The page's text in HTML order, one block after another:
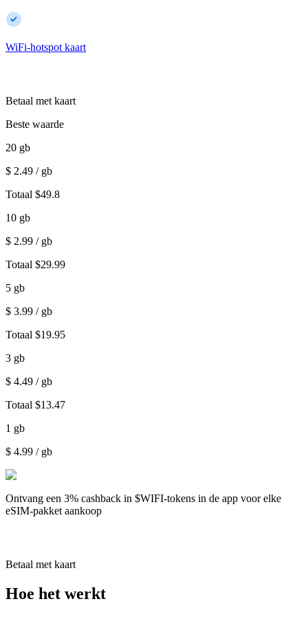
WiFi-hotspot kaart
Betaal met kaart
Beste waarde
20 gb
$ 2.49 / gb
Totaal $49.8
10 gb
$ 2.99 / gb
Totaal $29.99
5 gb
$ 3.99 / gb
Totaal $19.95
3 gb
$ 4.49 / gb
Totaal $13.47
1 gb
$ 4.99 / gb
Ontvang een 3% cashback in $WIFI-tokens in de app voor elke
eSIM-pakket aankoop
Betaal met kaart
Hoe het werkt